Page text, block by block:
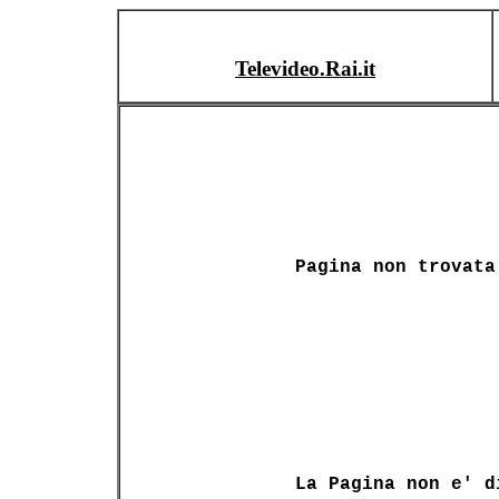
Televideo.Rai.it
Pagina non trovata
La Pagina non e'